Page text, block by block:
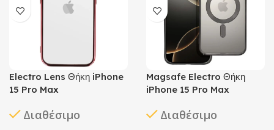
Electro Lens Θήκη iPhone
15 Pro Max
Διαθέσιμο
Magsafe Electro Θήκη
iPhone 15 Pro Max
Διαθέσιμο